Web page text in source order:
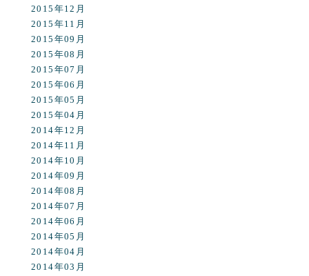
2015年12月
2015年11月
2015年09月
2015年08月
2015年07月
2015年06月
2015年05月
2015年04月
2014年12月
2014年11月
2014年10月
2014年09月
2014年08月
2014年07月
2014年06月
2014年05月
2014年04月
2014年03月